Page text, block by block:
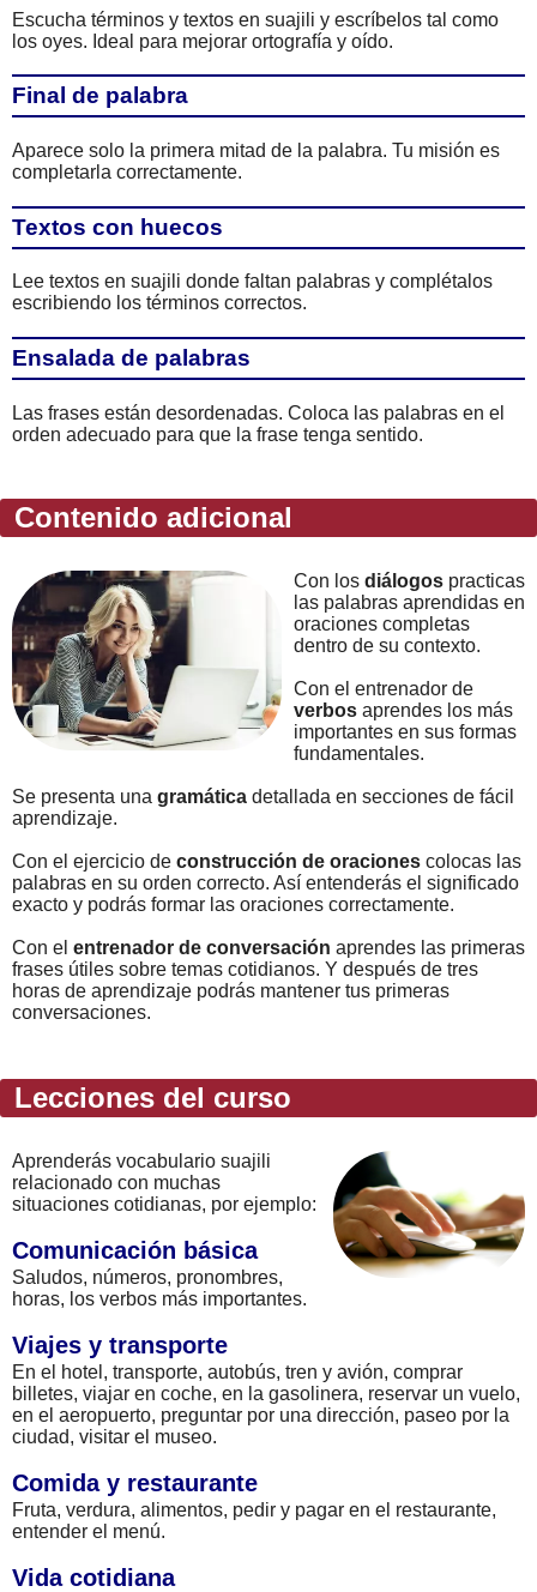
Escucha términos y textos en suajili y escríbelos tal como
los oyes. Ideal para mejorar ortografía y oído.
Final de palabra
Aparece solo la primera mitad de la palabra. Tu misión es
completarla correctamente.
Textos con huecos
Lee textos en suajili donde faltan palabras y complétalos
escribiendo los términos correctos.
Ensalada de palabras
Las frases están desordenadas. Coloca las palabras en el
orden adecuado para que la frase tenga sentido.
Contenido adicional
Con los diálogos practicas
las palabras aprendidas en
oraciones completas
dentro de su contexto.
Con el entrenador de
verbos aprendes los más
importantes en sus formas
fundamentales.
Se presenta una gramática detallada en secciones de fácil
aprendizaje.
Con el ejercicio de construcción de oraciones colocas las
palabras en su orden correcto. Así entenderás el significado
exacto y podrás formar las oraciones correctamente.
Con el entrenador de conversación aprendes las primeras
frases útiles sobre temas cotidianos. Y después de tres
horas de aprendizaje podrás mantener tus primeras
conversaciones.
Lecciones del curso
Aprenderás vocabulario suajili
relacionado con muchas
situaciones cotidianas, por ejemplo:
Comunicación básica
Saludos, números, pronombres,
horas, los verbos más importantes.
Viajes y transporte
En el hotel, transporte, autobús, tren y avión, comprar
billetes, viajar en coche, en la gasolinera, reservar un vuelo,
en el aeropuerto, preguntar por una dirección, paseo por la
ciudad, visitar el museo.
Comida y restaurante
Fruta, verdura, alimentos, pedir y pagar en el restaurante,
entender el menú.
Vida cotidiana